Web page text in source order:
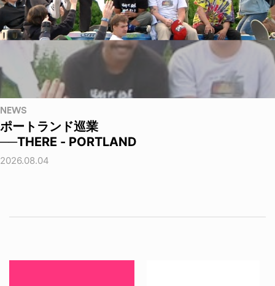
NEWS
ポートランド巡業
──THERE - PORTLAND
2026.08.04